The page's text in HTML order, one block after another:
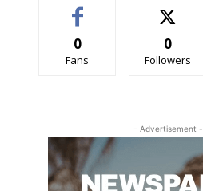
0
Fans
0
Followers
- Advertisement -